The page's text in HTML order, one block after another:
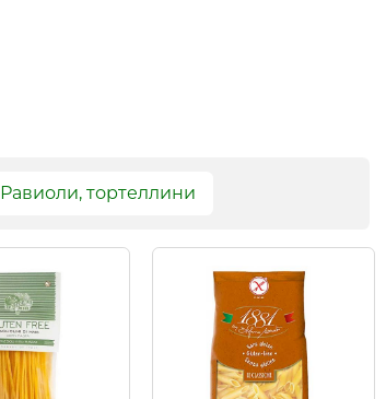
Равиоли, тортеллини